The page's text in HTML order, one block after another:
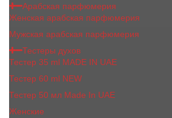
Арабская парфюмерия
Женская арабская парфюмерия
Мужская арабская парфюмерия
Тестеры духов
Тестер 35 ml MADE IN UAE
Тестер 60 ml NEW
Тестер 50 мл Made In UAE
Женские